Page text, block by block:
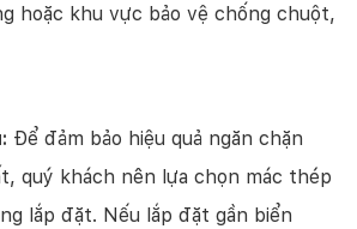
hoặc khu vực bảo vệ chống chuột,
Để đảm bảo hiệu quả ngăn chặn
quý khách nên lựa chọn mác thép
lắp đặt. Nếu lắp đặt gần biển